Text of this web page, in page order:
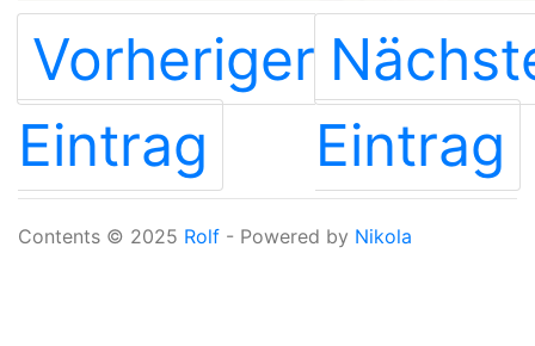
Vorheriger
Eintrag
Eintrag
Contents © 2025 Rolf - Powered by Nikola